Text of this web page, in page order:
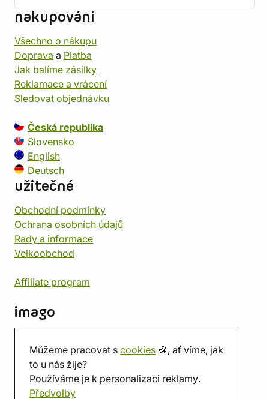
Můžeme pracovat s cookies 🍪, ať víme, jak
to u nás žije?
Používáme je k personalizaci reklamy.
Předvolby
nakupování
Všechno o nákupu
Doprava a Platba
Jak balíme zásilky
Reklamace a vrácení
Sledovat objednávku
Česká republika
Slovensko
English
Deutsch
užitečné
Obchodní podmínky
Ochrana osobních údajů
Rady a informace
Velkoobchod
Affiliate program
imago
Prodejna
Herna
O nás
Hodnocení obchodu